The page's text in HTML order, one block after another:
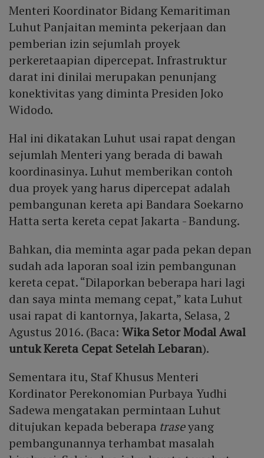
Menteri Koordinator Bidang Kemaritiman
Luhut Panjaitan meminta pekerjaan dan
pemberian izin sejumlah proyek
perkeretaapian dipercepat. Infrastruktur
darat ini dinilai merupakan penunjang
konektivitas yang diminta Presiden Joko
Widodo.
Hal ini dikatakan Luhut usai rapat dengan
sejumlah Menteri yang berada di bawah
koordinasinya. Luhut memberikan contoh
dua proyek yang harus dipercepat adalah
pembangunan kereta api Bandara Soekarno
Hatta serta kereta cepat Jakarta - Bandung.
Bahkan, dia meminta agar pada pekan depan
sudah ada laporan soal izin pembangunan
kereta cepat. “Dilaporkan beberapa hari lagi
dan saya minta memang cepat,” kata Luhut
usai rapat di kantornya, Jakarta, Selasa, 2
Agustus 2016. (Baca: Wika Setor Modal Awal
untuk Kereta Cepat Setelah Lebaran).
Sementara itu, Staf Khusus Menteri
Kordinator Perekonomian Purbaya Yudhi
Sadewa mengatakan permintaan Luhut
ditujukan kepada beberapa traseyang
pembangunannya terhambat masalah